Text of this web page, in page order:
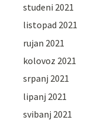
studeni 2021
listopad 2021
rujan 2021
kolovoz 2021
srpanj 2021
lipanj 2021
svibanj 2021